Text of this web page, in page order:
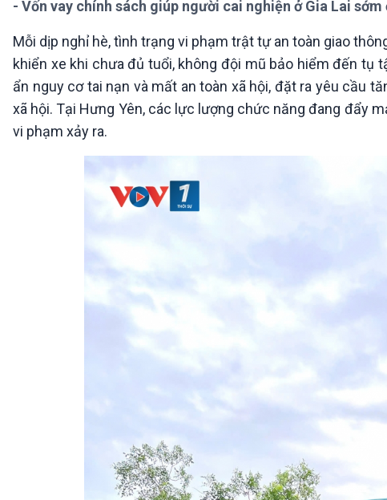
360 độ Sức khỏe
Tài nguyên và Môi trường
Chuyên gia của bạn
Xã hội chuyển động
Bước chân đến trường
Kết nối công nghệ
khí hậu
VOV1 đặc biệt
Thanh âm ký sự
Chân dung cuộc sống
Các chương trình đặc biệt
- Vốn vay chính sách giúp người cai nghiện ở Gia Lai
Mỗi dịp nghỉ hè, tình trạng vi phạm trật tự an toàn giao
khiển xe khi chưa đủ tuổi, không đội mũ bảo hiểm đến tụ
ẩn nguy cơ tai nạn và mất an toàn xã hội, đặt ra yêu cầu
xã hội. Tại Hưng Yên, các lực lượng chức năng đang đẩy
vi phạm xảy ra.